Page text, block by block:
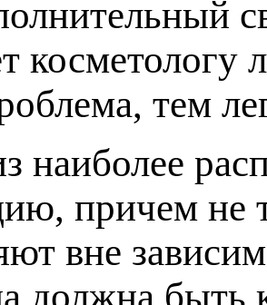
косметологу
тем
наиболее
причем не
вне
должна быть